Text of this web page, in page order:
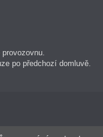
po předchozí domluvě.